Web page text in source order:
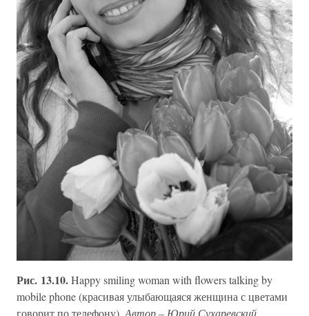
Рис. 13.10.Happy smiling woman with flowers talking by
mobile phone (красивая улыбающаяся женщина с цветами
говорит по телефону). Автор – Юрий Сухаревский